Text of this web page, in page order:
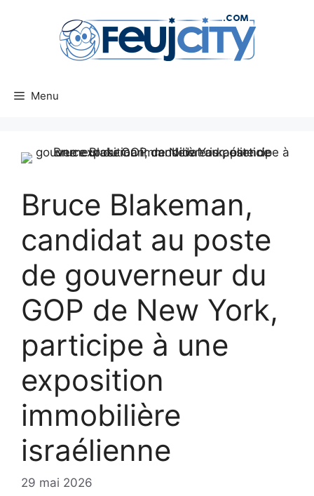
Menu
Bruce Blakeman,
candidat au poste
de gouverneur du
GOP de New York,
participe à une
exposition
immobilière
israélienne
29 mai 2026